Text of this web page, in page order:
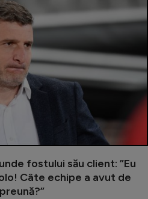
fostului său client: ”Eu
Câte echipe a avut de